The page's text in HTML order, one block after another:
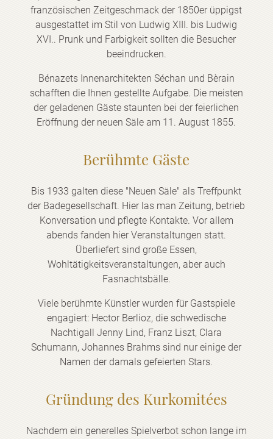
französischen Zeitgeschmack der 1850er üppigst
ausgestattet im Stil von Ludwig XIII. bis Ludwig
XVI.. Prunk und Farbigkeit sollten die Besucher
beeindrucken.
Bénazets Innenarchitekten Séchan und Bèrain
schafften die Ihnen gestellte Aufgabe. Die meisten
der geladenen Gäste staunten bei der feierlichen
Eröffnung der neuen Säle am 11. August 1855.
Berühmte Gäste
Bis 1933 galten diese "Neuen Säle" als Treffpunkt
der Badegesellschaft. Hier las man Zeitung, betrieb
Konversation und pflegte Kontakte. Vor allem
abends fanden hier Veranstaltungen statt.
Überliefert sind große Essen,
Wohltätigkeitsveranstaltungen, aber auch
Fasnachtsbälle.
Viele berühmte Künstler wurden für Gastspiele
engagiert: Hector Berlioz, die schwedische
Nachtigall Jenny Lind, Franz Liszt, Clara
Schumann, Johannes Brahms sind nur einige der
Namen der damals gefeierten Stars.
Gründung des Kurkomitées
Nachdem ein generelles Spielverbot schon lange im